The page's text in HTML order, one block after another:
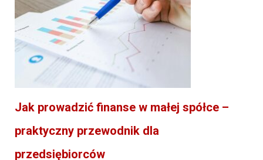
Jak prowadzić finanse w małej spółce –
praktyczny przewodnik dla
przedsiębiorców